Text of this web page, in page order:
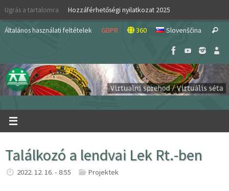
Skip
content
Ugrás a tartalomra Hozzáférhetőségi nyilatkozat 2025
Általános használati feltételek GDPR 360 Slovenščina Search
Találkozó a lendvai Lek Rt.-ben
2022. 12. 16. - 8:55 Projektek